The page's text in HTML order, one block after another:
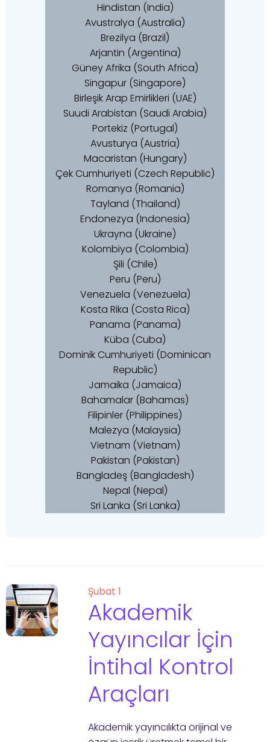
Hindistan (India)
Avustralya (Australia)
Brezilya (Brazil)
Arjantin (Argentina)
Güney Afrika (South Africa)
Singapur (Singapore)
Birleşik Arap Emirlikleri (UAE)
Suudi Arabistan (Saudi Arabia)
Portekiz (Portugal)
Avusturya (Austria)
Macaristan (Hungary)
Çek Cumhuriyeti (Czech Republic)
Romanya (Romania)
Tayland (Thailand)
Endonezya (Indonesia)
Ukrayna (Ukraine)
Kolombiya (Colombia)
Şili (Chile)
Peru (Peru)
Venezuela (Venezuela)
Kosta Rika (Costa Rica)
Panama (Panama)
Küba (Cuba)
Dominik Cumhuriyeti (Dominican
Republic)
Jamaika (Jamaica)
Bahamalar (Bahamas)
Filipinler (Philippines)
Malezya (Malaysia)
Vietnam (Vietnam)
Pakistan (Pakistan)
Bangladeş (Bangladesh)
Nepal (Nepal)
Sri Lanka (Sri Lanka)
Şubat 1
Akademik
Yayıncılar İçin
İntihal Kontrol
Araçları
Akademik yayıncılıkta orijinal ve